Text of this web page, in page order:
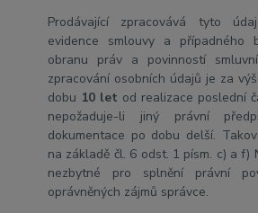
Prodávající zpracovává tyto
evidence smlouvy a případného
obranu práv a povinností
zpracování osobních údajů je za
dobu 10 let od realizace poslední
nepožaduje-li jiný právní
dokumentace po dobu delší.
na základě čl. 6 odst. 1 písm. c) a f)
nezbytné pro splnění právní
oprávněných zájmů správce.